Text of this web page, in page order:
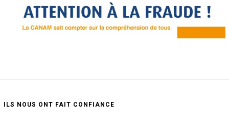
ILS NOUS ONT FAIT CONFIANCE